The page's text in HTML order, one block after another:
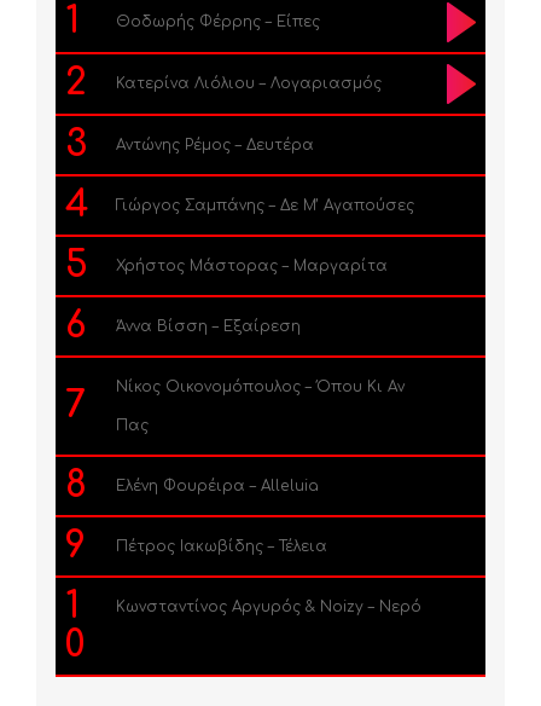
1 Θοδωρής Φέρρης – Είπες
2 Κατερίνα Λιόλιου – Λογαριασμός
3 Αντώνης Ρέμος – Δευτέρα
4 Γιώργος Σαμπάνης – Δε Μ’ Αγαπούσες
5 Χρήστος Μάστορας – Μαργαρίτα
6 Άννα Βίσση – Εξαίρεση
7 Νίκος Οικονομόπουλος – Όπου Κι Αν
Πας
8 Ελένη Φουρέιρα – Alleluia
9 Πέτρος Ιακωβίδης – Τέλεια
1
0
Κωνσταντίνος Αργυρός & Noizy – Νερό